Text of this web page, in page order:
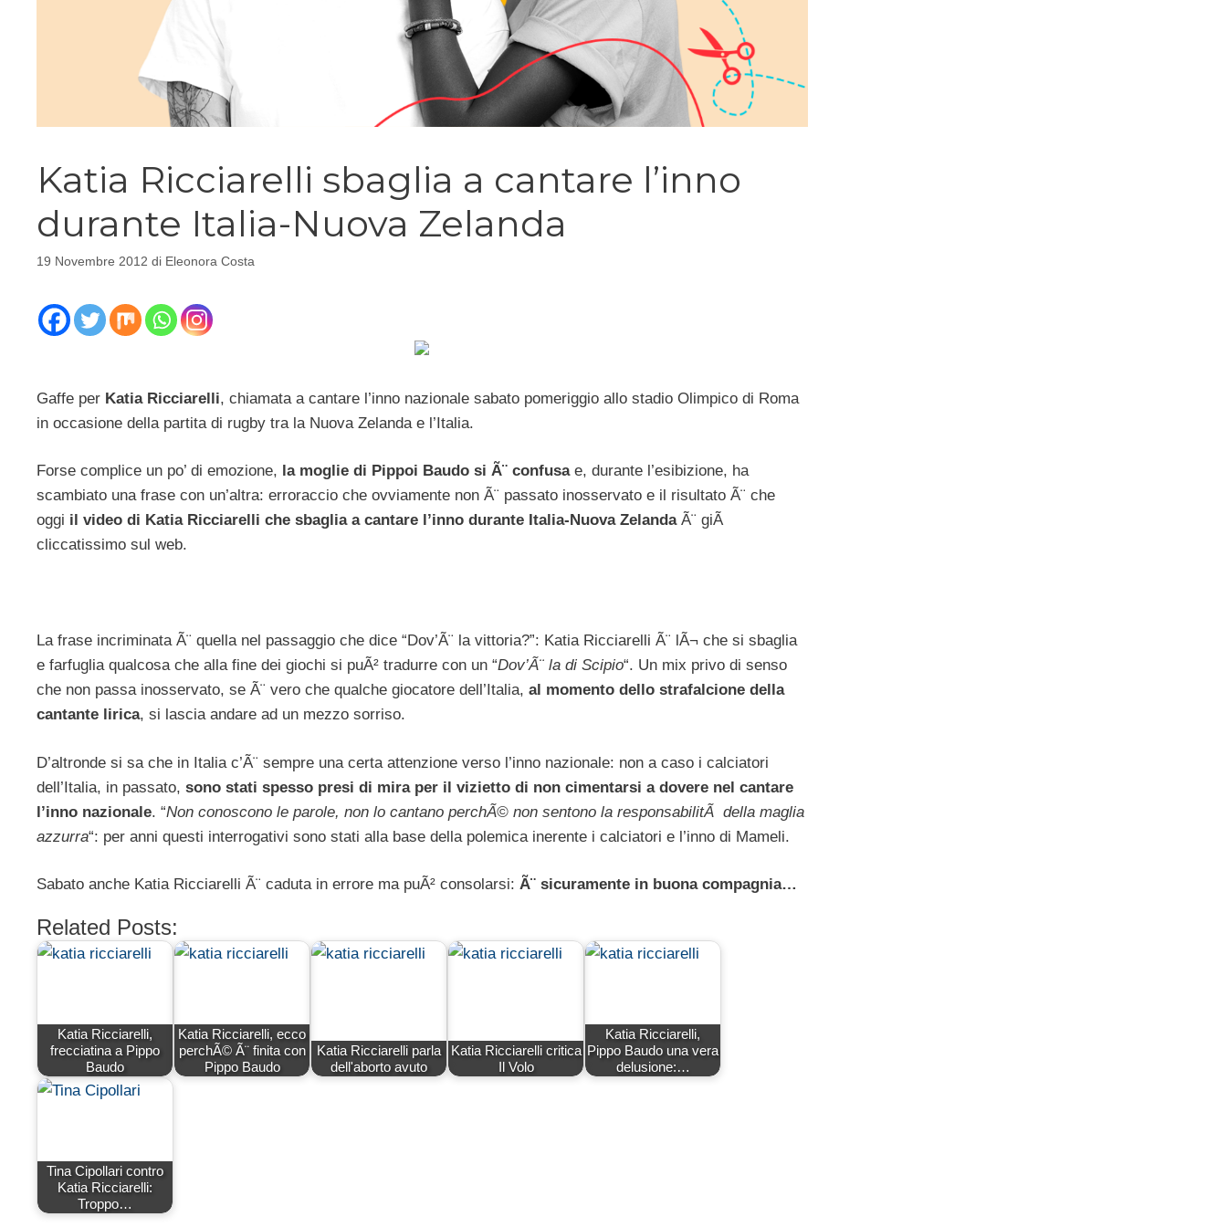
Katia Ricciarelli sbaglia a cantare l’inno
durante Italia-Nuova Zelanda
19 Novembre 2012 di Eleonora Costa
Gaffe per Katia Ricciarelli, chiamata a cantare l’inno nazionale sabato pomeriggio allo stadio Olimpico di Roma
in occasione della partita di rugby tra la Nuova Zelanda e l’Italia.
Forse complice un po’ di emozione, la moglie di Pippoi Baudo si Ã¨ confusae, durante l’esibizione, ha
scambiato una frase con un’altra: erroraccio che ovviamente non Ã¨ passato inosservato e il risultato Ã¨ che
oggi il video di Katia Ricciarelli che sbaglia a cantare l’inno durante Italia-Nuova ZelandaÃ¨ giÃ
cliccatissimo sul web.
La frase incriminata Ã¨ quella nel passaggio che dice “Dov’Ã¨ la vittoria?”: Katia Ricciarelli Ã¨ lÃ¬ che si sbaglia
e farfuglia qualcosa che alla fine dei giochi si puÃ² tradurre con un “Dov’Ã¨ la di Scipio“. Un mix privo di senso
che non passa inosservato, se Ã¨ vero che qualche giocatore dell’Italia, al momento dello strafalcione della
cantante lirica, si lascia andare ad un mezzo sorriso.
D’altronde si sa che in Italia c’Ã¨ sempre una certa attenzione verso l’inno nazionale: non a caso i calciatori
dell’Italia, in passato, sono stati spesso presi di mira per il vizietto di non cimentarsi a dovere nel cantare
l’inno nazionale. “Non conoscono le parole, non lo cantano perchÃ© non sentono la responsabilitÃ della maglia
azzurra“: per anni questi interrogativi sono stati alla base della polemica inerente i calciatori e l’inno di Mameli.
Sabato anche Katia Ricciarelli Ã¨ caduta in errore ma puÃ² consolarsi: Ã¨ sicuramente in buona compagnia…
Related Posts:
Katia Ricciarelli,
frecciatina a Pippo
Baudo
Katia Ricciarelli, ecco
perchÃ© Ã¨ finita con
Pippo Baudo
Katia Ricciarelli parla
dell'aborto avuto
Katia Ricciarelli critica
Il Volo
Katia Ricciarelli,
Pippo Baudo una vera
delusione:…
Tina Cipollari contro
Katia Ricciarelli:
Troppo…